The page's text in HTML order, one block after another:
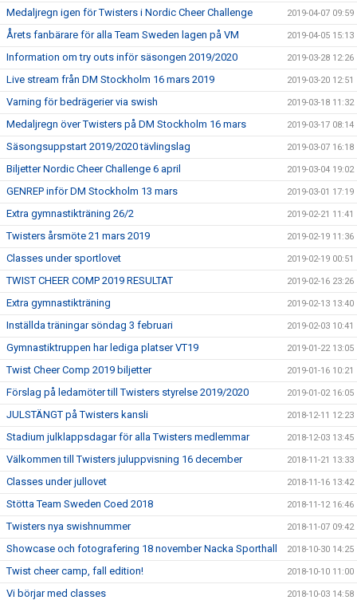
Medaljregn igen för Twisters i Nordic Cheer Challenge 2019-04-07 09:59
Årets fanbärare för alla Team Sweden lagen på VM 2019-04-05 15:13
Information om try outs inför säsongen 2019/2020 2019-03-28 12:26
Live stream från DM Stockholm 16 mars 2019 2019-03-20 12:51
Varning för bedrägerier via swish 2019-03-18 11:32
Medaljregn över Twisters på DM Stockholm 16 mars 2019-03-17 08:14
Säsongsuppstart 2019/2020 tävlingslag 2019-03-07 16:18
Biljetter Nordic Cheer Challenge 6 april 2019-03-04 19:02
GENREP inför DM Stockholm 13 mars 2019-03-01 17:19
Extra gymnastikträning 26/2 2019-02-21 11:41
Twisters årsmöte 21 mars 2019 2019-02-19 11:36
Classes under sportlovet 2019-02-19 00:51
TWIST CHEER COMP 2019 RESULTAT 2019-02-16 23:26
Extra gymnastikträning 2019-02-13 13:40
Inställda träningar söndag 3 februari 2019-02-03 10:41
Gymnastiktruppen har lediga platser VT19 2019-01-22 13:05
Twist Cheer Comp 2019 biljetter 2019-01-16 10:21
Förslag på ledamöter till Twisters styrelse 2019/2020 2019-01-02 16:05
JULSTÄNGT på Twisters kansli 2018-12-11 12:23
Stadium julklappsdagar för alla Twisters medlemmar 2018-12-03 13:45
Välkommen till Twisters juluppvisning 16 december 2018-11-21 13:33
Classes under jullovet 2018-11-16 13:42
Stötta Team Sweden Coed 2018 2018-11-12 16:46
Twisters nya swishnummer 2018-11-07 09:42
Showcase och fotografering 18 november Nacka Sporthall 2018-10-30 14:25
Twist cheer camp, fall edition! 2018-10-10 11:00
Vi börjar med classes 2018-10-03 14:58